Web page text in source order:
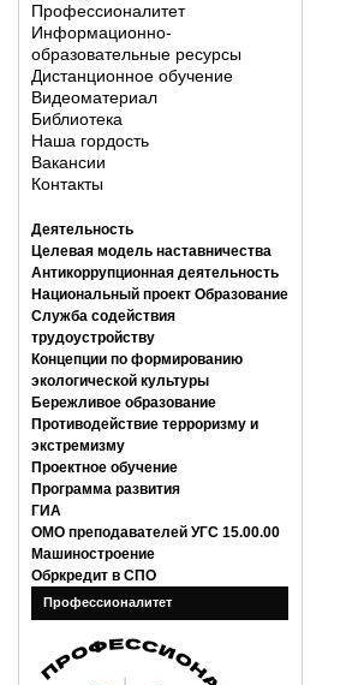
Профессионалитет
Информационно-
образовательные ресурсы
Дистанционное обучение
Видеоматериал
Библиотека
Наша гордость
Вакансии
Контакты
Деятельность
Целевая модель наставничества
Антикоррупционная деятельность
Национальный проект Образование
Служба содействия
трудоустройству
Концепции по формированию
экологической культуры
Бережливое образование
Противодействие терроризму и
экстремизму
Проектное обучение
Программа развития
ГИА
ОМО преподавателей УГС 15.00.00
Машиностроение
Обркредит в СПО
Профессионалитет